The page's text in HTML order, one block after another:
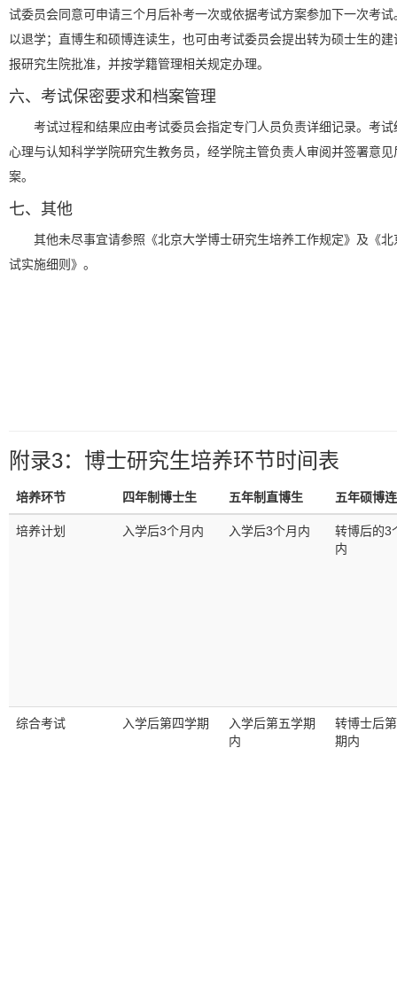
试委员会同意可申请三个月后补考一次或依据考试方案参加下一次考
以退学；直博生和硕博连读生，也可由考试委员会提出转为硕士生的
报研究生院批准，并按学籍管理相关规定办理。
六、考试保密要求和档案管理
考试过程和结果应由考试委员会指定专门人员负责详细记录。考
心理与认知科学学院研究生教务员，经学院主管负责人审阅并签署意
案。
七、其他
其他未尽事宜请参照《北京大学博士研究生培养工作规定》及《
试实施细则》。
附录3：博士研究生培养环节时间表
培养环节 四年制博士生 五年制直博生 五年硕博
培养计划 入学后3个月内 入学后3个月内
转博后的3
内
综合考试 入学后第四学期
入学后第五学期
内
转博士后
期内